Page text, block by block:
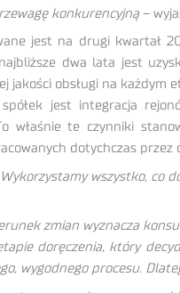
konkurencyjną –
jest na drugi kwartał
dwa lata jest
jakości obsługi na każdym
spółek jest integracja
właśnie te czynniki
dotychczas przez
wszystko, co
zmian wyznacza
doręczenia, który
wygodnego procesu.